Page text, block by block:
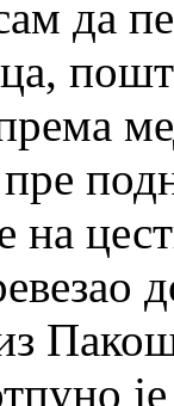
да
на
је